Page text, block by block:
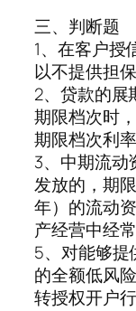
三、判断题
1、在客户授
以不提供担
2、贷款的展
期限档次时
期限档次利
3、中期流动
发放的，期
年）的流动
产经营中经
5、对能够提
的全额低风
转授权开户